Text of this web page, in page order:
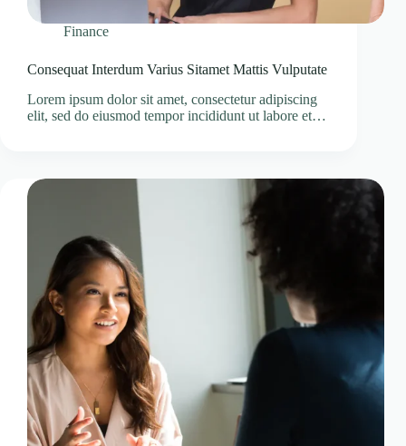
Finance
Consequat Interdum Varius Sitamet Mattis Vulputate
Lorem ipsum dolor sit amet, consectetur adipiscing
elit, sed do eiusmod tempor incididunt ut labore et…